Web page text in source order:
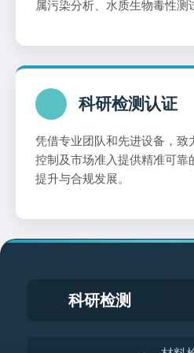
属污染分析、水质生物毒性测
科研检测认证
凭借专业团队和先进设备，致
控制及市场准入提供精准可靠
提升与合规发展。
科研检测